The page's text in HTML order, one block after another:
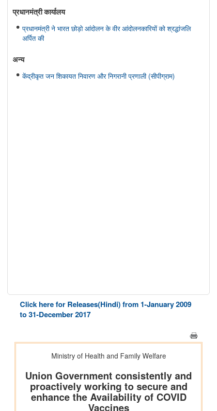
प्रधानमंत्री कार्यालय
प्रधानमंत्री ने भारत छोड़ो आंदोलन के वीर आंदोलनकारियों को श्रद्धांजलि
अर्पित की
अन्य
केंद्रीकृत जन शिकायत निवारण और निगरानी प्रणाली (सीपीग्राम)
Click here for Releases(Hindi) from 1-January 2009
to 31-December 2017